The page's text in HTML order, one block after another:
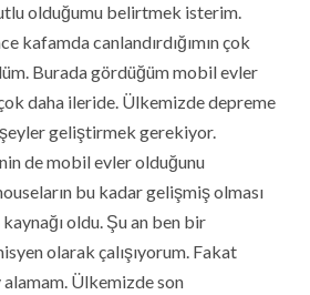
olduğumu belirtmek isterim.
kafamda canlandırdığımın çok
Burada gördüğüm mobil evler
daha ileride. Ülkemizde depreme
geliştirmek gerekiyor.
de mobil evler olduğunu
bu kadar gelişmiş olması
oldu. Şu an ben bir
olarak çalışıyorum. Fakat
Ülkemizde son